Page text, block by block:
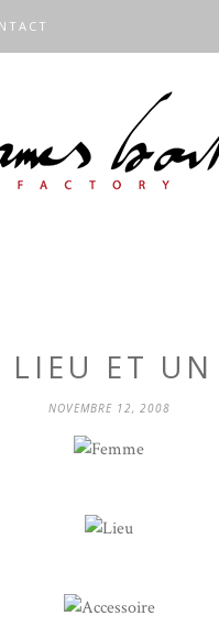
ET UN
NOVEMBRE 12, 2008